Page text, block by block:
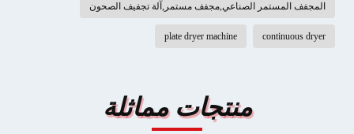
المجفف المستمر الصناعي,مجفف مستمر,آلة تجفيف الصحون
continuous dryer
plate dryer machine
منتجات مماثلة